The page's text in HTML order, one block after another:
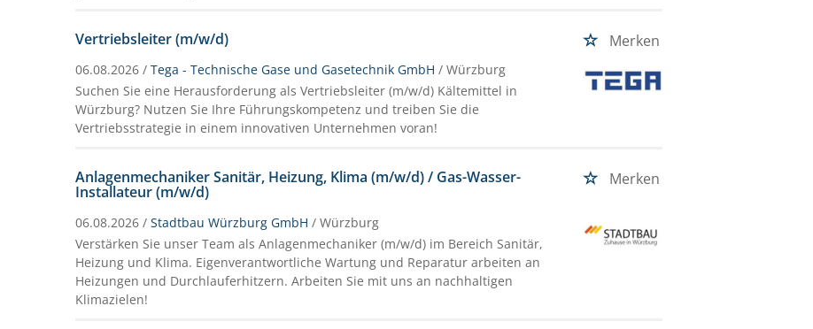
Vertriebsleiter (m/w/d) Merken
06.08.2026 /Tega - Technische Gase und Gasetechnik GmbH / Würzburg
Suchen Sie eine Herausforderung als Vertriebsleiter (m/w/d) Kältemittel in
Würzburg? Nutzen Sie Ihre Führungskompetenz und treiben Sie die
Vertriebsstrategie in einem innovativen Unternehmen voran!
Anlagenmechaniker Sanitär, Heizung, Klima (m/w/d) / Gas-Wasser-
Installateur (m/w/d)
Merken
06.08.2026 /Stadtbau Würzburg GmbH / Würzburg
Verstärken Sie unser Team als Anlagenmechaniker (m/w/d) im Bereich Sanitär,
Heizung und Klima. Eigenverantwortliche Wartung und Reparatur arbeiten an
Heizungen und Durchlauferhitzern. Arbeiten Sie mit uns an nachhaltigen
Klimazielen!